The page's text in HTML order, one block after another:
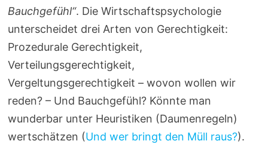
Bauchgefühl“. Die Wirtschaftspsychologie
unterscheidet drei Arten von Gerechtigkeit:
Prozedurale Gerechtigkeit,
Verteilungsgerechtigkeit,
Vergeltungsgerechtigkeit – wovon wollen wir
reden? – Und Bauchgefühl? Könnte man
wunderbar unter Heuristiken (Daumenregeln)
wertschätzen (Und wer bringt den Müll raus?).